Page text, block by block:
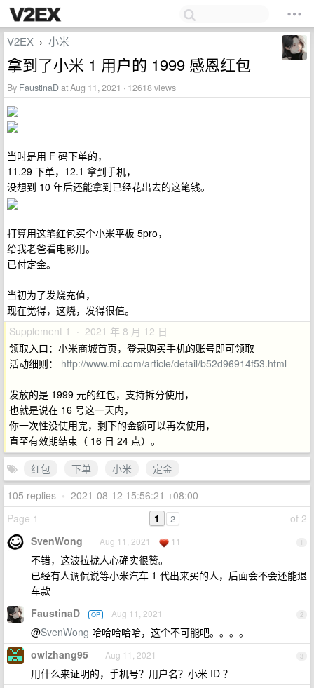
V2EX › 小米
拿到了小米 1 用户的 1999 感恩红包
By FaustinaDat Aug 11, 2021 · 12618 views
当时是用 F 码下单的，
11.29 下单，12.1 拿到手机，
没想到 10 年后还能拿到已经花出去的这笔钱。
打算用这笔红包买个小米平板 5pro，
给我老爸看电影用。
已付定金。
当初为了发烧充值，
现在觉得，这烧，发得很值。
Supplement 1 · 2021 年 8 月 12 日
领取入口：小米商城首页，登录购买手机的账号即可领取
活动细则： http://www.mi.com/article/detail/b52d96914f53.html
发放的是 1999 元的红包，支持拆分使用，
也就是说在 16 号这一天内，
你一次性没使用完，剩下的金额可以再次使用，
直至有效期结束（ 16 日 24 点）。
红包
下单 小米
定金
105 replies • 2021-08-12 15:56:21 +08:00
Page 1
of 2
1 2
1
SvenWong Aug 11, 2021 11
不错，这波拉拢人心确实很赞。
已经有人调侃说等小米汽车 1 代出来买的人，后面会不会还能退
车款
2
FaustinaD OP Aug 11, 2021
@SvenWong 哈哈哈哈哈，这个不可能吧。。。。
3
owlzhang95 Aug 11, 2021
用什么来证明的，手机号？用户名？小米 ID ？